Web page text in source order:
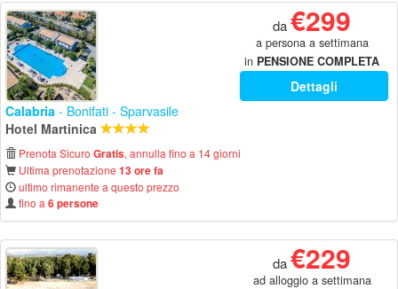
da€299
a persona a settimana
in PENSIONE COMPLETA
Dettagli
Calabria - Bonifati - Sparvasile
Hotel Martinica
Prenota Sicuro Gratis, annulla fino a 14 giorni
Ultima prenotazione 13 ore fa
ultimo rimanente a questo prezzo
fino a 6 persone
da€229
ad alloggio a settimana